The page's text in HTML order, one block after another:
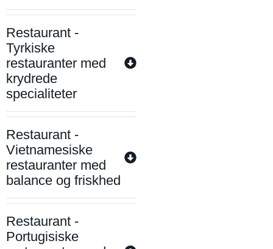
Restaurant -
Tyrkiske
restauranter med
krydrede
specialiteter
Restaurant -
Vietnamesiske
restauranter med
balance og friskhed
Restaurant -
Portugisiske